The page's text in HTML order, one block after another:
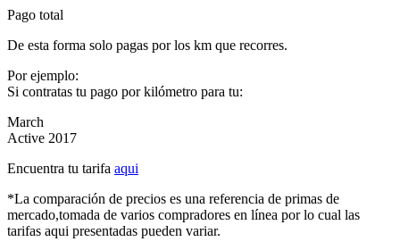
Pago total
De esta forma solo pagas por los km que recorres.
Por ejemplo:
Si contratas tu pago por kilómetro para tu:
March
Active 2017
Encuentra tu tarifa aqui
*La comparación de precios es una referencia de primas de
mercado,tomada de varios compradores en línea por lo cual las
tarifas aqui presentadas pueden variar.